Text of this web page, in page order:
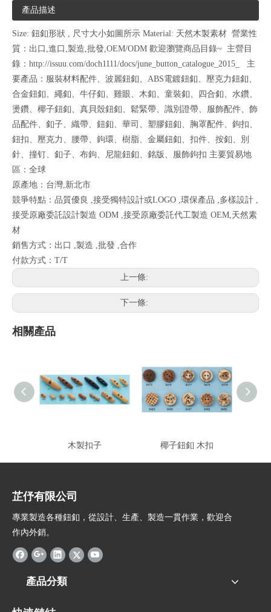
產品描述
Size: 鈕釦形狀 , 尺寸大小如圖所示 Material: 天然木製素材 營業性
質：出口,進口,製造,批發,OEM/ODM 歡迎瀏覽商品目錄~ 主營目
錄：http://issuu.com/doch1111/docs/june_button_catalogue_2015_ 主
要產品：服裝材料配件、波麗鈕釦、ABS電鍍鈕釦、壓克力鈕釦、
合金鈕釦、繩釦、牛仔釦、雞眼、木釦、童裝釦、四合釦、水鑽、
燙鑽、椰子鈕釦、真貝殼鈕釦、鬆緊帶、識別證帶、服飾配件、飾
品配件、釦子、織帶、鈕釦、華司、塑膠鈕釦、胸罩配件、鉤扣、
鈕扣、壓克力、腰帶、鉤環、樹脂、金屬鈕釦、扣件、按釦、別
針、撞钉、釦子、布鉤、尼龍鈕釦、銘版、服飾鉤扣 主要貿易地
區：全球
原產地：台灣,新北市
競爭特點：品質優良 ,接受獨特設計或LOGO ,環保產品 ,多樣設計 ,
接受原廠委託設計製造 ODM ,接受原廠委託代工製造 OEM,天然素
材
銷售方式：出口 ,製造 ,批發 ,合作
付款方式：T/T
上一條:
下一條:
相關產品
木製扣子 椰子鈕釦 木扣
芷伃有限公司
專業製造各種鈕釦，從設計、生產、製造一貫作業，歡迎合
作內外銷。
產品分類